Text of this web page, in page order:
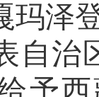
玛泽
自治